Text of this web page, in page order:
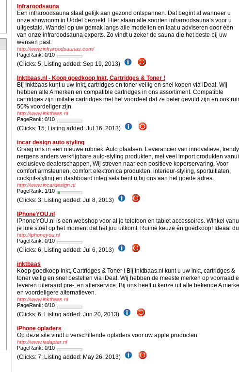
Infraroodsauna
Een infraroodsauna staat gelijk aan gezond ontspannen. Dat begint al wanneer u
onze showroom in Uddel bezoekt. Hier staan alle soorten infraroodsauna’s voor u
uitgestald. Wandel op uw gemak langs alle modellen en laat u adviseren door één
van onze infraroodsauna experts. Zo vindt u zeker de sauna die het beste bij uw
wensen past.
http://www.infraroodsaunas.com/
PageRank: 0/10
(Clicks: 5; Listing added: Sep 19, 2013)
Inktbaas.nl - Koop goedkoop Inkt, Cartridges & Toner !
Bij Inktbaas kunt u uw inkt, cartridges en toner veilig en snel kopen via iDeal. Wij
hebben alle A merken en compatible cartridges in ons assortiment. Compatible
cartridges zijn imitatie cartridges met het voordeel dat ze beter gevuld zijn en ook
50% voordeliger zijn.
http://www.inktbaas.nl
PageRank: 0/10
(Clicks: 15; Listing added: Jul 16, 2013)
incar design auto styling
Graag ons in een nieuwe rubriek: Auto plaatsen. Leverancier van innovatieve,
nergens anders verkrijgbare auto-styling produkten, met veel import produkten
exclusieve dealerschappen, Wij streven naar een positieve koperservaring. Voor
comfort armsteunen, comfort elektronica produkten, interieur-styling, sportuitlaten,
cockpit-styling en dashboard inleg sets bent u bij ons aan het goede adres.
http://www.incardesign.nl
PageRank: 1/10
(Clicks: 3; Listing added: Jul 8, 2013)
IPhoneYOU.nl
IPhoneYOU.nl is een webshop voor al je telefoon en tablet accessoires. Winkel
je luie stoel op het moment dat het jou uitkomt. Ruime keuze én goedkoop! Ideaal
http://iphoneyou.nl
PageRank: 0/10
(Clicks: 6; Listing added: Jul 6, 2013)
inktbaas
Koop goedkoop Inkt, Cartridges & Toner ! Bij inktbaas.nl kunt u uw inkt, cartridges &
toner veilig en snel bestellen via iDeal. Wij hebben de meeste merken op voorraad
leveren uiteraard pre-, en afterservice. Bij ons heeft u keuze uit alle bekende A
en voordeligere alternatieven.
http://www.inktbaas.nl
PageRank: 0/10
(Clicks: 6; Listing added: Jun 20, 2013)
iPhone opladers
Op deze site vindt u verschillende opladers voor uw apple producten
http://www.iadapter.nl
PageRank: 0/10
(Clicks: 7; Listing added: May 26, 2013)